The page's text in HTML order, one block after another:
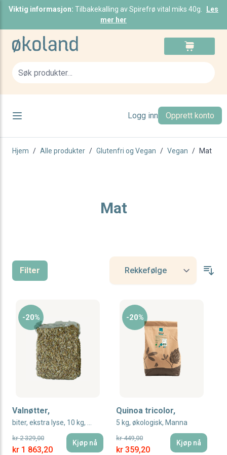
Viktig informasjon: Tilbakekalling av Spirefrø vital miks 40g.
Les
mer her
Skip to Content
Logg inn Opprett konto
Hjem / Alle produkter / Glutenfri og Vegan / Vegan / Mat
Mat
Filter
-20%
Valnøtter,
Special Price
kr 1 863,20
kr 2 329,00
Kjøp nå
-20%
Quinoa tricolor,
5 kg, økologisk, Manna
Special Price
kr 359,20
kr 449,00
Kjøp nå